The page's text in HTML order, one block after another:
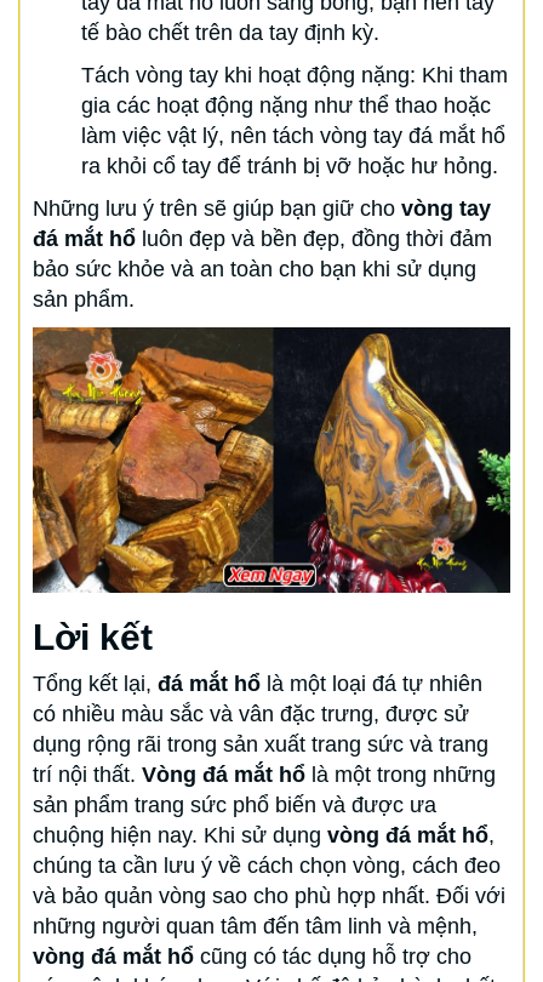
tế bào chết trên da tay định kỳ.
Tách vòng tay khi hoạt động nặng: Khi tham
gia các hoạt động nặng như thể thao hoặc
làm việc vật lý, nên tách vòng tay đá mắt hổ
ra khỏi cổ tay để tránh bị vỡ hoặc hư hỏng.
Những lưu ý trên sẽ giúp bạn giữ cho vòng tay
đá mắt hổ luôn đẹp và bền đẹp, đồng thời đảm
bảo sức khỏe và an toàn cho bạn khi sử dụng
sản phẩm.
Lời kết
Tổng kết lại, đá mắt hổ là một loại đá tự nhiên
có nhiều màu sắc và vân đặc trưng, được sử
dụng rộng rãi trong sản xuất trang sức và trang
trí nội thất. Vòng đá mắt hổ là một trong những
sản phẩm trang sức phổ biến và được ưa
chuộng hiện nay. Khi sử dụng vòng đá mắt hổ,
chúng ta cần lưu ý về cách chọn vòng, cách đeo
và bảo quản vòng sao cho phù hợp nhất. Đối với
những người quan tâm đến tâm linh và mệnh,
vòng đá mắt hổ cũng có tác dụng hỗ trợ cho